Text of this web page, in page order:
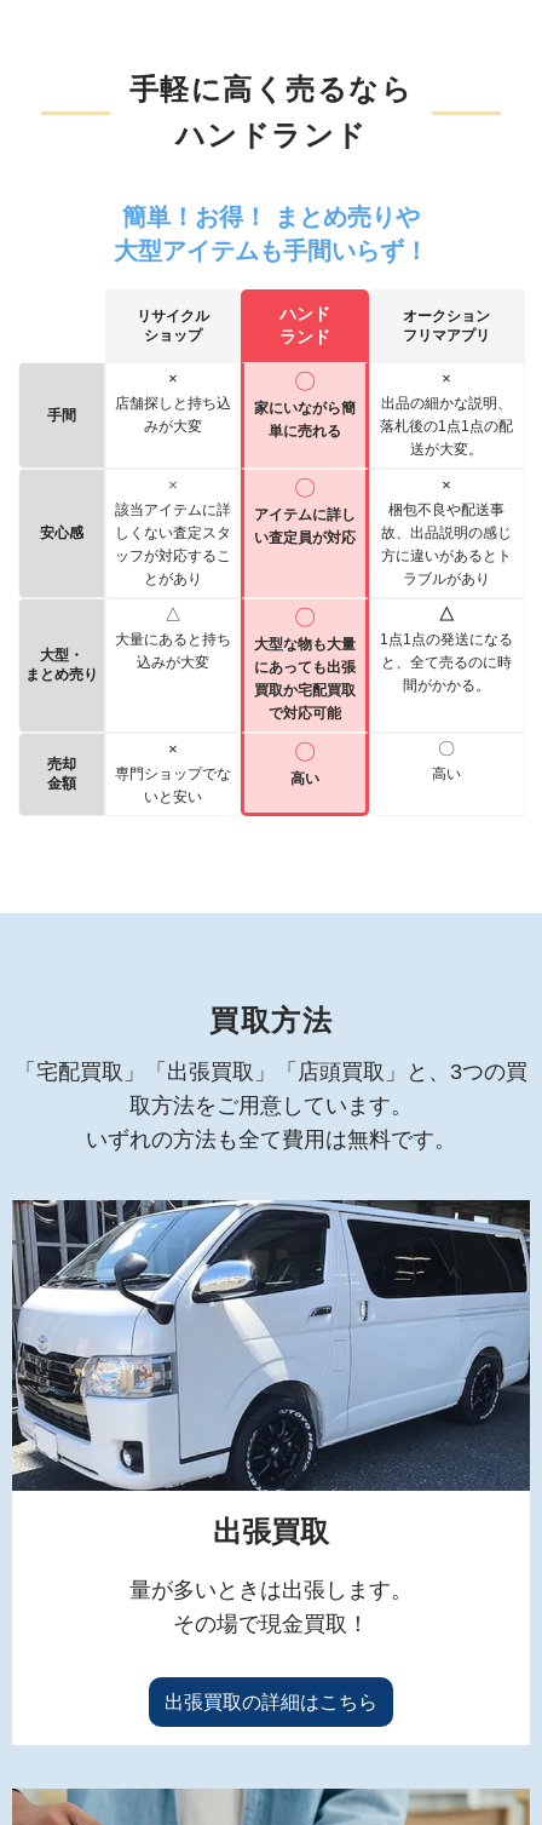
手軽に高く売るなら
ハンドランド
簡単！お得！ まとめ売りや
大型アイテムも手間いらず！
リサイクル
ショップ
ハンド
ランド
オークション
フリマアプリ
手間
×
店舗探しと持ち込
みが大変
〇
家にいながら簡
単に売れる
×
出品の細かな説明、
落札後の1点1点の配
送が大変。
安心感
×
該当アイテムに詳
しくない査定スタ
ッフが対応するこ
とがあり
〇
アイテムに詳し
い査定員が対応
×
梱包不良や配送事
故、出品説明の感じ
方に違いがあるとト
ラブルがあり
大型・
まとめ売り
△
大量にあると持ち
込みが大変
〇
大型な物も大量
にあっても出張
買取か宅配買取
で対応可能
△
1点1点の発送になる
と、全て売るのに時
間がかかる。
売却
金額
×
専門ショップでな
いと安い
〇
高い
〇
高い
買取方法
「宅配買取」「出張買取」「店頭買取」と、3つの買
取方法をご用意しています。
いずれの方法も全て費用は無料です。
出張買取
量が多いときは出張します。
その場で現金買取！
出張買取の詳細はこちら